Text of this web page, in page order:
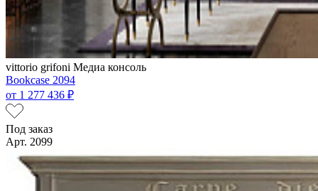
vittorio grifoni Медиа консоль
Bookcase 2094
от 1 277 436 ₽
Под заказ
Арт. 2099